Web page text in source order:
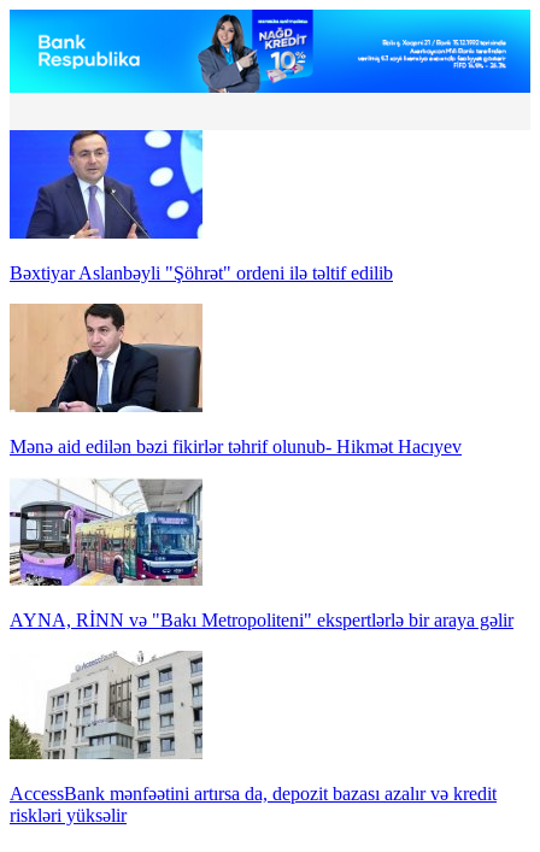
Bəxtiyar Aslanbəyli "Şöhrət" ordeni ilə təltif edilib
Mənə aid edilən bəzi fikirlər təhrif olunub- Hikmət Hacıyev
AYNA, RİNN və "Bakı Metropoliteni" ekspertlərlə bir araya gəlir
AccessBank mənfəətini artırsa da, depozit bazası azalır və kredit
riskləri yüksəlir